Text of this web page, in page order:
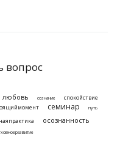
вопрос
любовь сознание спокойствие
семинар путь
осознанность